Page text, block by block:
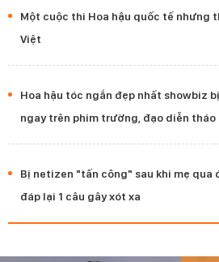
Một cuộc thi Hoa hậu quốc tế nhưng
Việt
Hoa hậu tóc ngắn đẹp nhất showbiz
ngay trên phim trường, đạo diễn tháo
Bị netizen "tấn công" sau khi mẹ qua
đáp lại 1 câu gây xót xa